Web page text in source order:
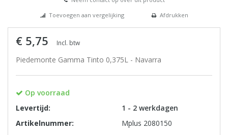
Toevoegen aan vergelijking
Afdrukken
€ 5,75 Incl. btw
Piedemonte Gamma Tinto 0,375L - Navarra
Op voorraad
Levertijd:
1 - 2 werkdagen
Artikelnummer:
Mplus 2080150